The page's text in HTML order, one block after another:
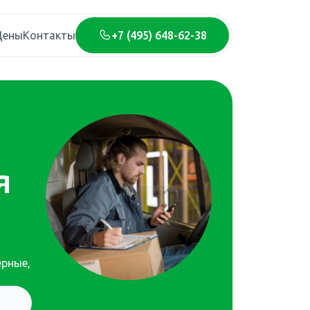
Контакты +7 (495) 648-62-38